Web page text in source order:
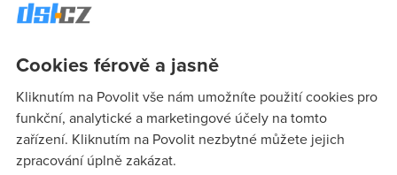
co se da delat s velkym pingem prumer 150 na dsl.cz mereni
Anonym(14.8.2006 22:36:24)
zkus to na rychlost cz
Cookies férově a jasně
Kliknutím na Povolit vše nám umožníte použití cookies pro
funkční, analytické a marketingové účely na tomto
zařízení. Kliknutím na Povolit nezbytné můžete jejich
zpracování úplně zakázat.